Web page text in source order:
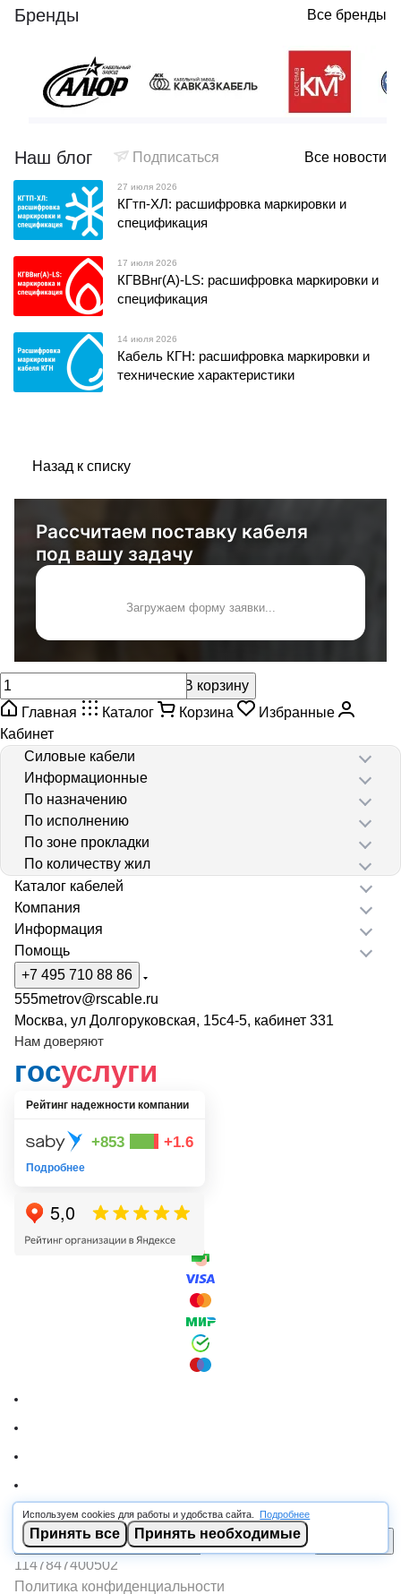
Бренды Все бренды
Наш блог Подписаться Все новости
27 июля 2026
КГтп-ХЛ: расшифровка маркировки и
спецификация
17 июля 2026
КГВВнг(А)-LS: расшифровка маркировки и
спецификация
14 июля 2026
Кабель КГН: расшифровка маркировки и
технические характеристики
Назад к списку
Рассчитаем поставку кабеля
под вашу задачу
Загружаем форму заявки...
Используем cookies для работы и удобства сайта. Подробнее
Принять все Принять необходимые
В корзину
Главная
Каталог Корзина
Избранные
Кабинет
Силовые кабели
Информационные
По назначению
По исполнению
По зоне прокладки
По количеству жил
Каталог кабелей
Компания
Информация
Помощь
+7 495 710 88 86
555metrov@rscable.ru
Москва, ул Долгоруковская, 15с4-5, кабинет 331
Нам доверяют
госуслуги
Рейтинг надежности компании
+853 +1.6
Подробнее
© 2026 RSCABLE.RU - Оптовая продажа кабеля
ООО «РОСКАБ», ИНН 7802877462, ОГРН
1147847400502
Политика конфиденциальности